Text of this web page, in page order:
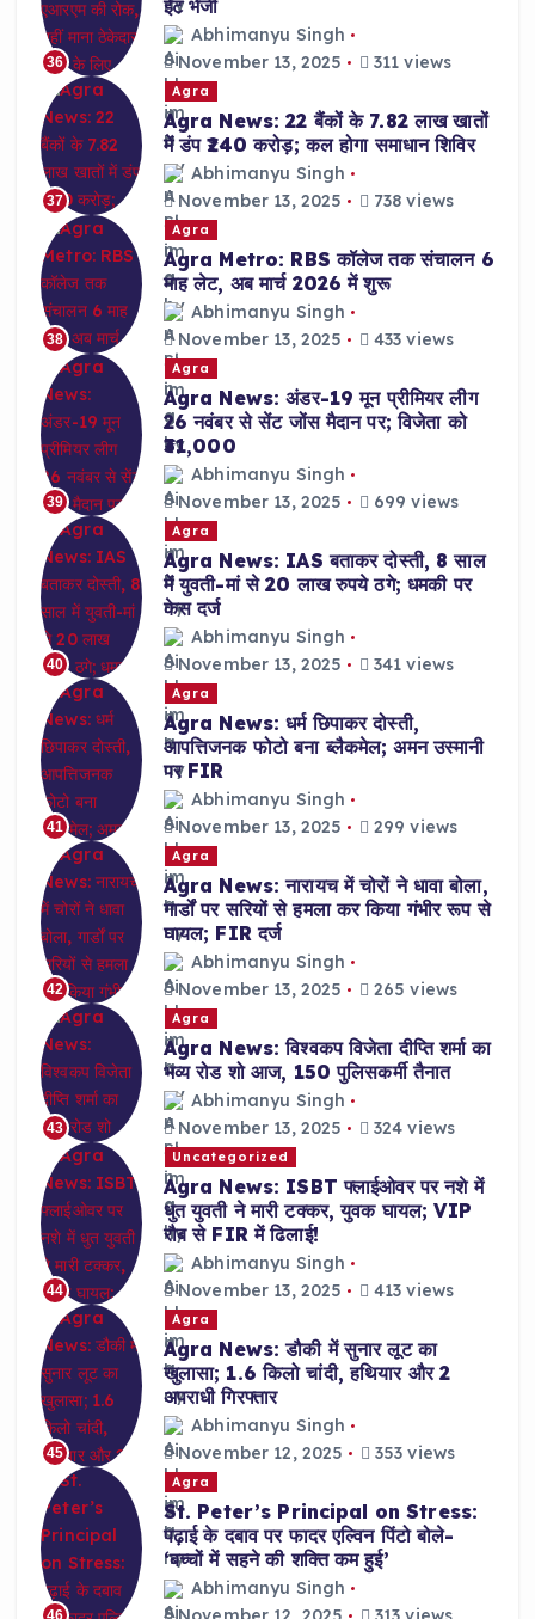
36
ईंट भेजी
Abhimanyu Singh
November 13, 2025
311 views
37
Agra
Agra News: 22 बैंकों के 7.82 लाख खातों
में डंप ₹240 करोड़; कल होगा समाधान शिविर
Abhimanyu Singh
November 13, 2025
738 views
38
Agra
Agra Metro: RBS कॉलेज तक संचालन 6
माह लेट, अब मार्च 2026 में शुरू
Abhimanyu Singh
November 13, 2025
433 views
39
Agra
Agra News: अंडर-19 मून प्रीमियर लीग
26 नवंबर से सेंट जोंस मैदान पर; विजेता को
₹31,000
Abhimanyu Singh
November 13, 2025
699 views
40
Agra
Agra News: IAS बताकर दोस्ती, 8 साल
में युवती-मां से 20 लाख रुपये ठगे; धमकी पर
केस दर्ज
Abhimanyu Singh
November 13, 2025
341 views
41
Agra
Agra News: धर्म छिपाकर दोस्ती,
आपत्तिजनक फोटो बना ब्लैकमेल; अमन उस्मानी
पर FIR
Abhimanyu Singh
November 13, 2025
299 views
42
Agra
Agra News: नारायच में चोरों ने धावा बोला,
गार्डों पर सरियों से हमला कर किया गंभीर रूप से
घायल; FIR दर्ज
Abhimanyu Singh
November 13, 2025
265 views
43
Agra
Agra News: विश्वकप विजेता दीप्ति शर्मा का
भव्य रोड शो आज, 150 पुलिसकर्मी तैनात
Abhimanyu Singh
November 13, 2025
324 views
44
Uncategorized
Agra News: ISBT फ्लाईओवर पर नशे में
धुत युवती ने मारी टक्कर, युवक घायल; VIP
रौब से FIR में ढिलाई!
Abhimanyu Singh
November 13, 2025
413 views
45
Agra
Agra News: डौकी में सुनार लूट का
खुलासा; 1.6 किलो चांदी, हथियार और 2
अपराधी गिरफ्तार
Abhimanyu Singh
November 12, 2025
353 views
Agra
St. Peter’s Principal on Stress:
पढ़ाई के दबाव पर फादर एल्विन पिंटो बोले-
‘बच्चों में सहने की शक्ति कम हुई’
Abhimanyu Singh